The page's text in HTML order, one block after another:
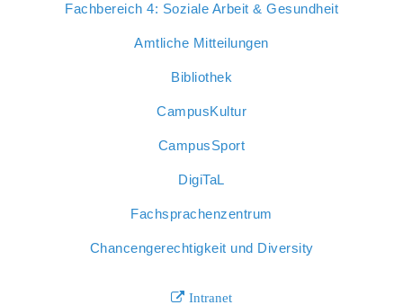
Fachbereich 4: Soziale Arbeit & Gesundheit
Amtliche Mitteilungen
Bibliothek
CampusKultur
CampusSport
DigiTaL
Fachsprachenzentrum
Chancengerechtigkeit und Diversity
Intranet